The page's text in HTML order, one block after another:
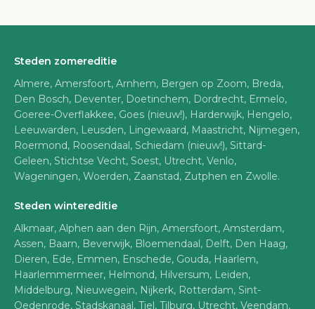
Steden zomereditie
Almere, Amersfoort, Arnhem, Bergen op Zoom, Breda,
Den Bosch, Deventer, Doetinchem, Dordrecht, Ermelo,
Goeree-Overflakkee, Goes (nieuw!), Harderwijk, Hengelo,
Leeuwarden, Leusden, Lingewaard, Maastricht, Nijmegen,
Roermond, Roosendaal, Schiedam (nieuw!), Sittard-
Geleen, Stichtse Vecht, Soest, Utrecht, Venlo,
Wageningen, Woerden, Zaanstad, Zutphen en Zwolle.
Steden wintereditie
Alkmaar, Alphen aan den Rijn, Amersfoort, Amsterdam,
Assen, Baarn, Beverwijk, Bloemendaal, Delft, Den Haag,
Dieren, Ede, Emmen, Enschede, Gouda, Haarlem,
Haarlemmermeer, Helmond, Hilversum, Leiden,
Middelburg, Nieuwegein, Nijkerk, Rotterdam, Sint-
Oedenrode, Stadskanaal, Tiel, Tilburg, Utrecht, Veendam,